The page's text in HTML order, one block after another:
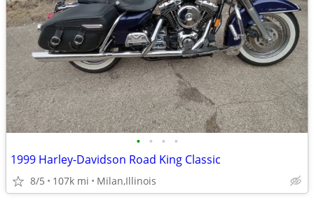
• • • •
1999 Harley-Davidson Road King Classic
8/5 107k mi Milan,Illinois